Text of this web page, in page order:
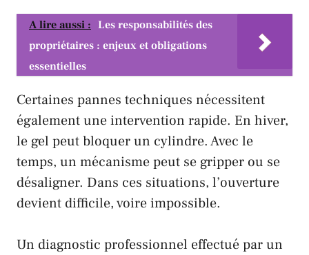
A lire aussi : Les responsabilités des
propriétaires : enjeux et obligations
essentielles
Certaines pannes techniques nécessitent
également uneintervention rapide. En hiver,
le gel peut bloquer un cylindre. Avec le
temps, un mécanisme peut se gripper ou se
désaligner. Dans ces situations, l’ouverture
devient difficile, voire impossible.
Un diagnostic professionnel effectué par un